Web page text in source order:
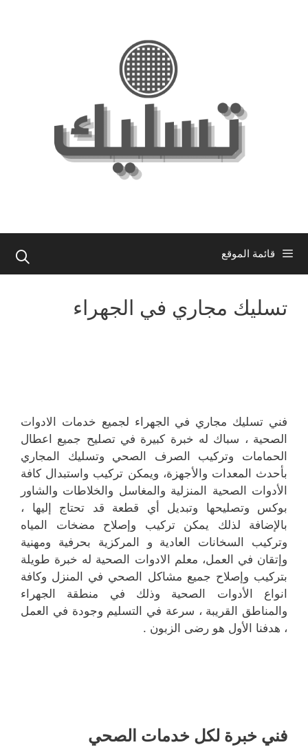
قائمة الموقع
تسليك مجاري في الجهراء
فني تسليك مجاري في الجهراء لجميع خدمات الادوات
الصحية ، سباك له خبرة كبيرة في تصليح جميع اعطال
الحمامات وتركيب الصرف الصحي وتسليك المجاري
بأحدث المعدات والأجهزة، ويمكن تركيب واستبدال كافة
الأدوات الصحية المنزلية والمغاسل والخلاطات والشاور
بوكس وتصليحها وتبديل أي قطعة قد تحتاج إليها ،
بالإضافة لذلك يمكن تركيب وإصلاح مضخات المياه
وتركيب السخانات العادية و المركزية بحرفية ومهنية
وإتقان في العمل، معلم الادوات الصحية له خبرة طويلة
بتركيب وإصلاح جميع مشاكل الصحي في المنزل وكافة
انواع الأدوات الصحية وذلك في منطقة الجهراء
والمناطق القريبة ، سرعة في التسليم وجودة في العمل
، هدفنا الأول هو رضى الزبون .
فني خبرة لكل خدمات الصحي